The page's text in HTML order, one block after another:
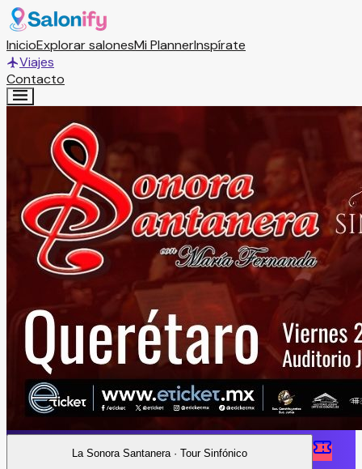
InicioExplorar salonesMi PlannerInspírate
Viajes
Contacto
La Sonora Santanera · Tour Sinfónico